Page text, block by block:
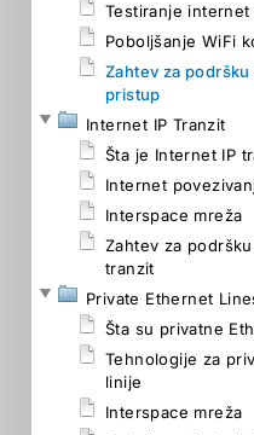
Testiranje internet
Poboljšanje WiFi
Zahtev za
pristup
Internet IP Tranzit
Šta je Internet IP
Internet
Interspace mreža
Zahtev za
tranzit
Private Ethernet
Šta su privatne
Tehnologije za
linije
Interspace mreža